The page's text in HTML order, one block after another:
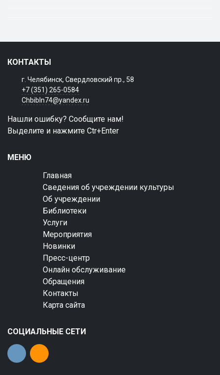
КОНТАКТЫ
г. Челябинск, Свердловский пр., 58
+7 (351) 265-0584
Chbibln74@yandex.ru
Нашли ошибку? Сообщите нам!
Выделите и нажмите Ctr+Enter
МЕНЮ
Главная
Сведения об учреждении культуры
Об учреждении
Библиотеки
Услуги
Мероприятия
Новинки
Пресс-центр
Онлайн обслуживание
Обращения
Контакты
Карта сайта
СОЦИАЛЬНЫЕ СЕТИ